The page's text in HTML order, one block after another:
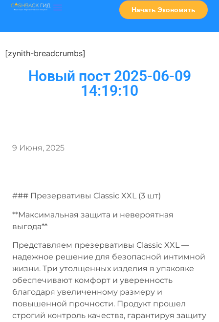
Начать Экономить
[zynith-breadcrumbs]
Новый пост 2025-06-09
14:19:10
9 Июня, 2025
### Презервативы Classic XXL (3 шт)
**Максимальная защита и невероятная
выгода**
Представляем презервативы Classic XXL —
надежное решение для безопасной интимной
жизни. Три утолщенных изделия в упаковке
обеспечивают комфорт и уверенность
благодаря увеличенному размеру и
повышенной прочности. Продукт прошел
строгий контроль качества, гарантируя защиту